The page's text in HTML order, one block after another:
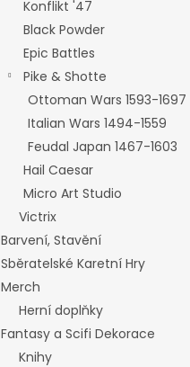
Konflikt '47
Black Powder
Epic Battles
Pike & Shotte
Ottoman Wars 1593-1697
Italian Wars 1494-1559
Feudal Japan 1467-1603
Hail Caesar
Micro Art Studio
Victrix
Barvení, Stavění
Sběratelské Karetní Hry
Merch
Herní doplňky
Fantasy a Scifi Dekorace
Knihy